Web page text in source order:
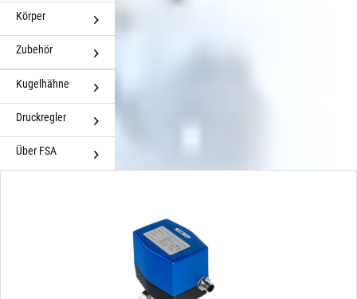
Körper
Zubehör
Kugelhähne
Druckregler
Über FSA